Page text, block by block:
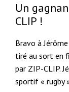
Un
CLIP !
Bravo à
tiré au sort en
par ZIP-CLIP.
sportif « rugby